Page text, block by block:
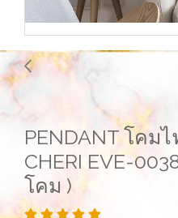
PENDANT โคม
CHERI EVE-
โคม )